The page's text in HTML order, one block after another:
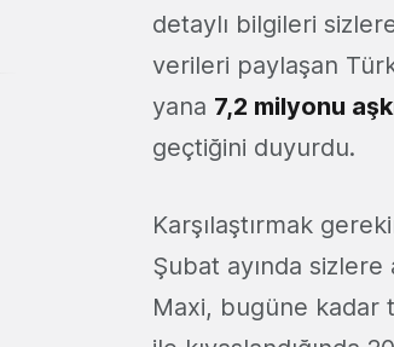
detaylı bilgileri
verileri paylaşan
yana 7,2 milyonu
geçtiğini duyurdu.
Karşılaştırmak
Şubat ayında sizlere
Maxi, bugüne kadar